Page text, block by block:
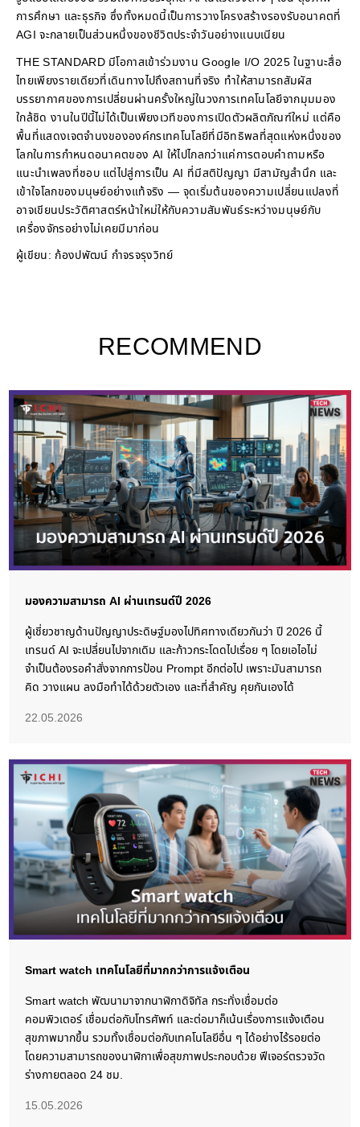
การศึกษา และธุรกิจ ซึ่งทั้งหมดนี้เป็นการวางโครงสร้างรองรับอนาคตที่
AGI จะกลายเป็นส่วนหนึ่งของชีวิตประจำวันอย่างแนบเนียน
THE STANDARD มีโอกาสเข้าร่วมงาน Google I/O 2025 ในฐานะสื่อ
ไทยเพียงรายเดียวที่เดินทางไปถึงสถานที่จริง ทำให้สามารถสัมผัส
บรรยากาศของการเปลี่ยนผ่านครั้งใหญ่ในวงการเทคโนโลยีจากมุมมอง
ใกล้ชิด งานในปีนี้ไม่ได้เป็นเพียงเวทีของการเปิดตัวผลิตภัณฑ์ใหม่ แต่คือ
พื้นที่แสดงเจตจำนงขององค์กรเทคโนโลยีที่มีอิทธิพลที่สุดแห่งหนึ่งของ
โลกในการกำหนดอนาคตของ AI ให้ไปไกลกว่าแค่การตอบคำถามหรือ
แนะนำเพลงที่ชอบ แต่ไปสู่การเป็น AI ที่มีสติปัญญา มีสามัญสำนึก และ
เข้าใจโลกของมนุษย์อย่างแท้จริง — จุดเริ่มต้นของความเปลี่ยนแปลงที่
อาจเขียนประวัติศาสตร์หน้าใหม่ให้กับความสัมพันธ์ระหว่างมนุษย์กับ
เครื่องจักรอย่างไม่เคยมีมาก่อน
ผู้เขียน: ก้องปพัฒน์ กำจรจรุงวิทย์
RECOMMEND
มองความสามารถ AI ผ่านเทรนด์ปี 2026
ผู้เชี่ยวชาญด้านปัญญาประดิษฐ์มองไปทิศทางเดียวกันว่า ปี 2026 นี้
เทรนด์ AI จะเปลี่ยนไปจากเดิม และก้าวกระโดดไปเรื่อย ๆ โดยเอไอไม่
จำเป็นต้องรอคำสั่งจากการป้อน Prompt อีกต่อไป เพราะมันสามารถ
คิด วางแผน ลงมือทำได้ด้วยตัวเอง และที่สำคัญ คุยกันเองได้
22.05.2026
Smart watch เทคโนโลยีที่มากกว่าการแจ้งเตือน
Smart watch พัฒนามาจากนาฬิกาดิจิทัล กระทั่งเชื่อมต่อ
คอมพิวเตอร์ เชื่อมต่อกับโทรศัพท์ และต่อมาก็เน้นเรื่องการแจ้งเตือน
สุขภาพมากขึ้น รวมทั้งเชื่อมต่อกับเทคโนโลยีอื่น ๆ ได้อย่างไร้รอยต่อ
โดยความสามารถของนาฬิกาเพื่อสุขภาพประกอบด้วย ฟีเจอร์ตรวจวัด
ร่างกายตลอด 24 ชม.
15.05.2026